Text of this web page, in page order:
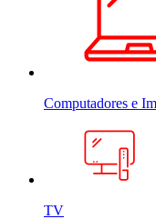
Computadores e
TV